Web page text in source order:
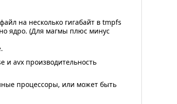
на несколько гигабайт в tmpfs
ядро. (Для магмы плюс минус
и avx производительность
процессоры, или может быть